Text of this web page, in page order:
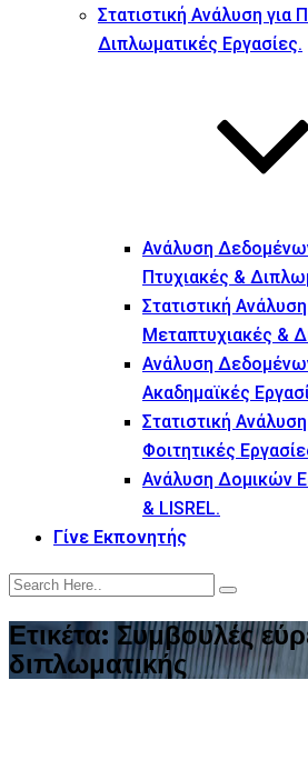
Στατιστική Ανάλυση για
Διπλωματικές Εργασίες.
Ανάλυση
Πτυχιακές &
Στατιστική
Μεταπτυχιακές &
Ανάλυση
Ακαδημαϊκές
Στατιστική
Φοιτητικές
Ανάλυση Δομικών
& LISREL.
Γίνε Εκπονητής
Ετικέτα: Συμβουλές
διπλωματικής